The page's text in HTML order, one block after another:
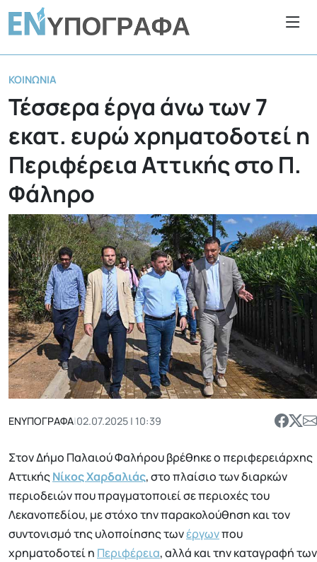
ΚΟΙΝΩΝΊΑ
Τέσσερα έργα άνω των 7
εκατ. ευρώ χρηματοδοτεί η
Περιφέρεια Αττικής στο Π.
Φάληρο
ΕΝΥΠΟΓΡΑΦΑ|02.07.2025 | 10:39
Στον Δήμο Παλαιού Φαλήρου βρέθηκε ο περιφερειάρχης
ΑττικήςΝίκος Χαρδαλιάς, στο πλαίσιο των διαρκών
περιοδειών που πραγματοποιεί σε περιοχές του
Λεκανοπεδίου, με στόχο την παρακολούθηση και τον
συντονισμό της υλοποίησης τωνέργωνπου
χρηματοδοτεί η Περιφέρεια, αλλά και την καταγραφή των